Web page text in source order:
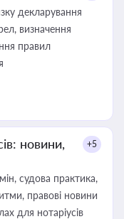
декларування
визначення
правил
новини,
+5
судова практика,
правові новини
для нотаріусів